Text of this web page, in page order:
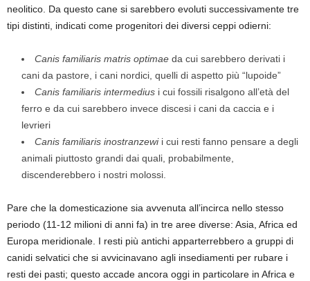
neolitico. Da questo cane si sarebbero evoluti successivamente tre
tipi distinti, indicati come progenitori dei diversi ceppi odierni:
Canis familiaris matris optimae da cui sarebbero derivati i
cani da pastore, i cani nordici, quelli di aspetto più “lupoide”
Canis familiaris intermedius i cui fossili risalgono all’età del
ferro e da cui sarebbero invece discesi i cani da caccia e i
levrieri
Canis familiaris inostranzewii cui resti fanno pensare a degli
animali piuttosto grandi dai quali, probabilmente,
discenderebbero i nostri molossi.
Pare che la domesticazione sia avvenuta all’incirca nello stesso
periodo (11-12 milioni di anni fa) in tre aree diverse: Asia, Africa ed
Europa meridionale. I resti più antichi apparterrebbero a gruppi di
canidi selvatici che si avvicinavano agli insediamenti per rubare i
resti dei pasti; questo accade ancora oggi in particolare in Africa e